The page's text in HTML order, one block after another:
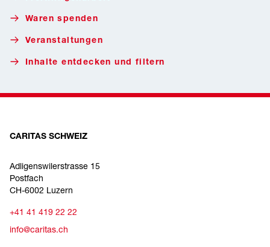
Waren spenden
Veranstaltungen
Inhalte entdecken und filtern
CARITAS SCHWEIZ
Adligenswilerstrasse 15
Postfach
CH-6002 Luzern
+41 41 419 22 22
info@caritas.ch